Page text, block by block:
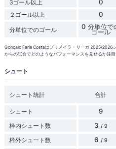
3ゴール以上 0
２ゴール以上 0
分単位でのゴール 0 分単位で
ゴール
Gonçalo Faria Costaはプリメイラ・リーガ 2025/2026
からの試合でどのようなパフォーマンスを見せるか注目
シュート
シュート統計 合計
シュート
9
枠内シュート数 3 / 9
枠外シュート数 6 / 9